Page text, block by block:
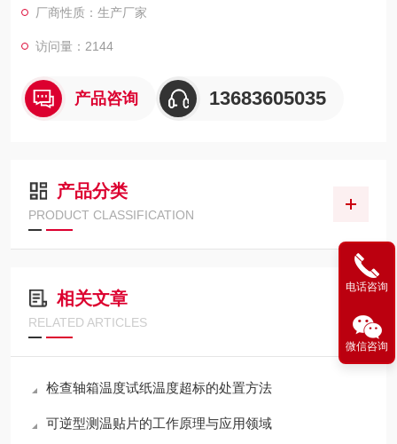
厂商性质：生产厂家
访问量：2144
产品咨询 13683605035
产品分类
PRODUCT CLASSIFICATION
相关文章
RELATED ARTICLES
检查轴箱温度试纸温度超标的处置方法
可逆型测温贴片的工作原理与应用领域
电话咨询
微信咨询